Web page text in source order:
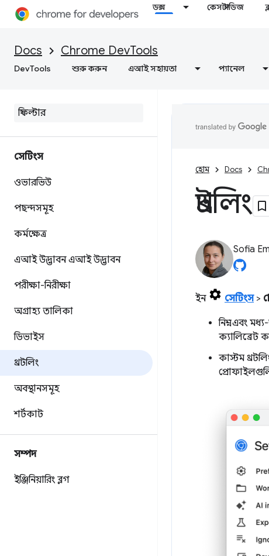
ডক্স কেস স্টাডিজ
Docs Chrome DevTools
DevTools শুরু করুন এআই সহায়তা প্যানেল
সেটিংস
ওভারভিউ
পছন্দসমূহ
কর্মক্ষেত্র
এআই উদ্ভাবনএআই উদ্ভাবন
পরীক্ষা-নিরীক্ষা
অগ্রাহ্য তালিকা
ডিভাইস
থ্রটলিং
অবস্থানসমূহ
শর্টকাট
সম্পদ
ইঞ্জিনিয়ারিং ব্লগ
হোম Docs
থ্রটলিং
Sofia
ইন সেটিংস>
নিম্ন- এবং
ক্যালিব্রেট
কাস্টম